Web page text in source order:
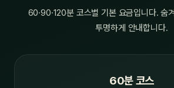
60·90·120분 코스별 기본 요금입니다. 숨
투명하게 안내합니다.
60분 코스